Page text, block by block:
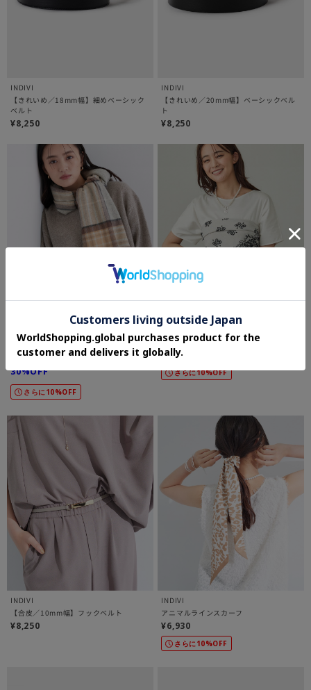
INDIVI
【きれいめ／18mm幅】細めベーシック
ベルト
¥8,250
INDIVI
【きれいめ／20mm幅】ベーシックベル
ト
¥8,250
ウォッシャブルウールストール
¥5,544
30%OFF
さらに10%OFF
INDIVI
リネン調ペーズリースカーフ
¥7,590
さらに10%OFF
INDIVI
【合皮／10mm幅】フックベルト
¥8,250
INDIVI
アニマルラインスカーフ
¥6,930
さらに10%OFF